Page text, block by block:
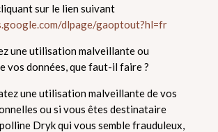
sur le lien suivant
dlpage/gaoptout?hl=fr
une utilisation malveillante ou
vos données, que faut-il faire ?
une utilisation malveillante de vos
ou si vous êtes destinataire
Dryk qui vous semble frauduleux,